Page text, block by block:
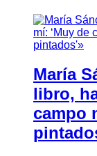
María
libro,
campo